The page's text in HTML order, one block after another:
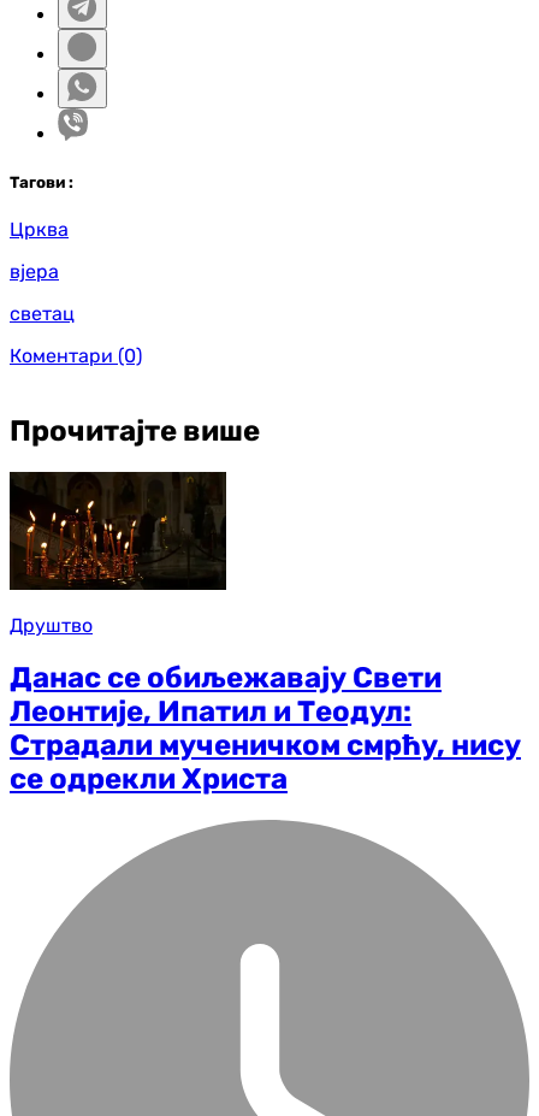
Тагови :
Црква
вјера
светац
Коментари (0)
Прочитајте више
Друштво
Данас се обиљежавају Свети
Леонтије, Ипатил и Теодул:
Страдали мученичком смрћу, нису
се одрекли Христа